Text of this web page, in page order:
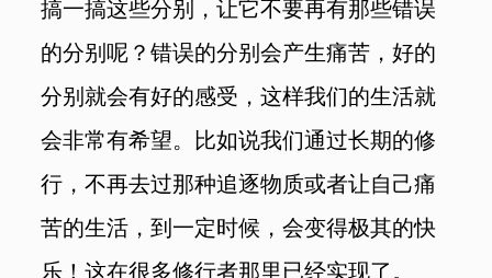
搞一搞这些分别，让它不要再有那些错误
的分别呢？错误的分别会产生痛苦，好的
分别就会有好的感受，这样我们的生活就
会非常有希望。比如说我们通过长期的修
行，不再去过那种追逐物质或者让自己痛
苦的生活，到一定时候，会变得极其的快
乐！这在很多修行者那里已经实现了。